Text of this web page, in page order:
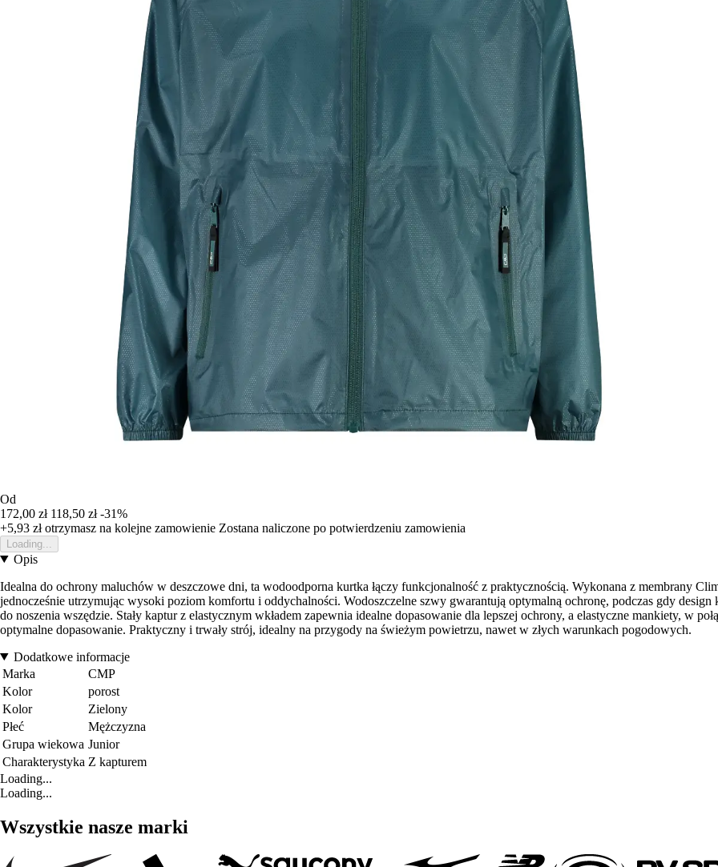
Od
172,00 zł 118,50 zł -31%
+5,93 złotrzymasz na kolejne zamowienie Zostana naliczone po potwierdzeniu zamowienia
Loading...
Opis
Idealna do ochrony maluchów w deszczowe dni, ta wodoodporna kurtka łączy funkcjonalność z praktycznością. Wykonana z membrany
jednocześnie utrzymując wysoki poziom komfortu i oddychalności. Wodoszczelne szwy gwarantują optymalną ochronę, podczas gdy
do noszenia wszędzie. Stały kaptur z elastycznym wkładem zapewnia idealne dopasowanie dla lepszej ochrony, a elastyczne mankiety, w
optymalne dopasowanie. Praktyczny i trwały strój, idealny na przygody na świeżym powietrzu, nawet w złych warunkach pogodowych.
Dodatkowe informacje
Marka
CMP
Kolor
porost
Kolor
Zielony
Płeć
Mężczyzna
Grupa wiekowa Junior
Charakterystyka Z kapturem
Loading...
Loading...
Wszystkie nasze marki